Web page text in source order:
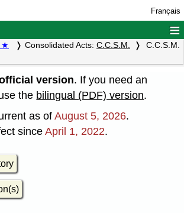
Français
≡
★ Consolidated Acts: C.C.S.M.
C.C.S.M.
version. If you need an
the bilingual (PDF) version.
as of August 5, 2026.
since April 1, 2022.